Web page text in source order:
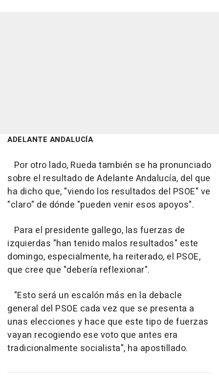
ADELANTE ANDALUCÍA
Por otro lado, Rueda también se ha pronunciado
sobre el resultado de Adelante Andalucía, del que
ha dicho que, "viendo los resultados del PSOE" ve
"claro" de dónde "pueden venir esos apoyos".
Para el presidente gallego, las fuerzas de
izquierdas "han tenido malos resultados" este
domingo, especialmente, ha reiterado, el PSOE,
que cree que "debería reflexionar".
"Esto será un escalón más en la debacle
general del PSOE cada vez que se presenta a
unas elecciones y hace que este tipo de fuerzas
vayan recogiendo ese voto que antes era
tradicionalmente socialista", ha apostillado.